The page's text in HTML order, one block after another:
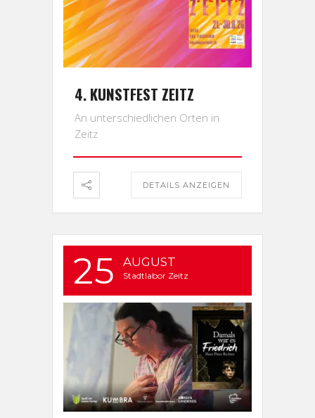
4. KUNSTFEST ZEITZ
An unterschiedlichen Orten in
Zeitz
DETAILS ANZEIGEN
25 AUGUST
Stadtlabor Zeitz